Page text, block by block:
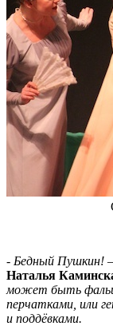
- Бедный Пушкин!
Наталья
может быть
перчатками, или
и поддёвками.